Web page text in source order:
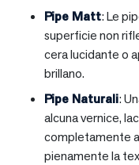
Pipe Matt: Le
superficie non
cera lucidante o
brillano.
Pipe Naturali:
alcuna vernice,
completamente
pienamente la